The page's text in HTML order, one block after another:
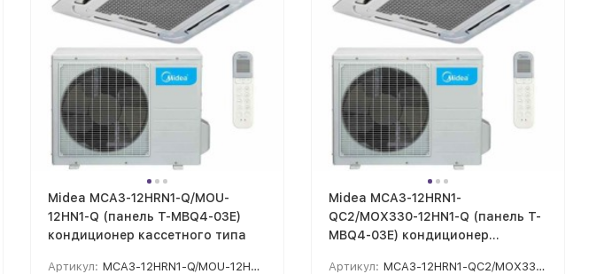
Midea MCA3-12HRN1-Q/MOU-
12HN1-Q (панель T-MBQ4-03E)
кондиционер кассетного типа
Артикул: MCA3-12HRN1-Q/MOU-12HN1-Q/T-MBQ4-03E
Midea MCA3-12HRN1-
QC2/MOX330-12HN1-Q (панель T-
MBQ4-03E) кондиционер
Артикул: MCA3-12HRN1-QC2/MOX330-12HN1-Q/T-MBQ4-03E